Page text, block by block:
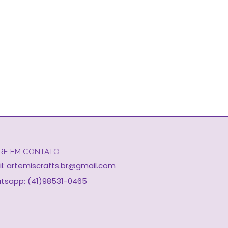
EM CONTATO
artemiscrafts.br@gmail.com
(41)98531-0465